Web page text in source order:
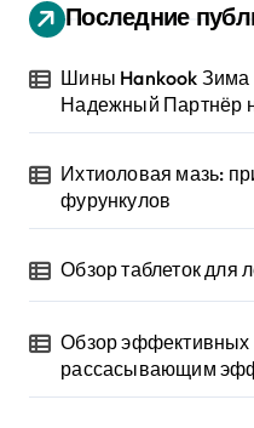
ц
и
я
з
а
п
и
с
Последние
Шины Hankook
Надежный Партнёр
Ихтиоловая мазь:
фурункулов
Обзор таблеток для
Обзор эффективных
рассасывающим